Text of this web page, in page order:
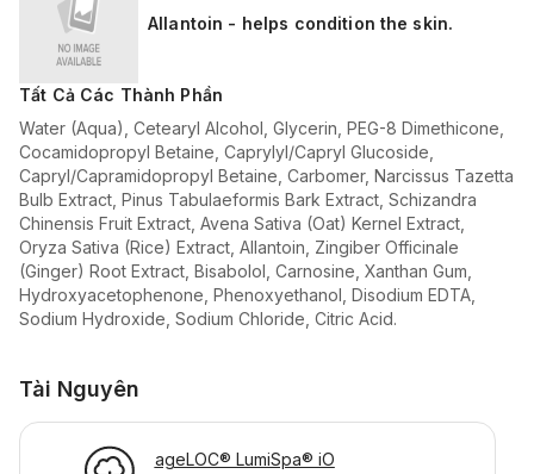
Allantoin - helps condition the skin.
Tất Cả Các Thành Phần
Water (Aqua), Cetearyl Alcohol, Glycerin, PEG-8 Dimethicone,
Cocamidopropyl Betaine, Caprylyl/Capryl Glucoside,
Capryl/Capramidopropyl Betaine, Carbomer, Narcissus Tazetta
Bulb Extract, Pinus Tabulaeformis Bark Extract, Schizandra
Chinensis Fruit Extract, Avena Sativa (Oat) Kernel Extract,
Oryza Sativa (Rice) Extract, Allantoin, Zingiber Officinale
(Ginger) Root Extract, Bisabolol, Carnosine, Xanthan Gum,
Hydroxyacetophenone, Phenoxyethanol, Disodium EDTA,
Sodium Hydroxide, Sodium Chloride, Citric Acid.
Tài Nguyên
ageLOC® LumiSpa® iO